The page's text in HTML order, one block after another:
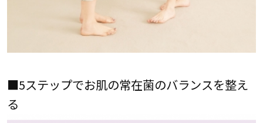
■5ステップでお肌の常在菌のバランスを整え
る